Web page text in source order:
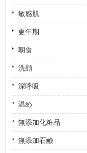
敏感肌
更年期
朝食
洗顔
深呼吸
温め
無添加化粧品
無添加石鹸